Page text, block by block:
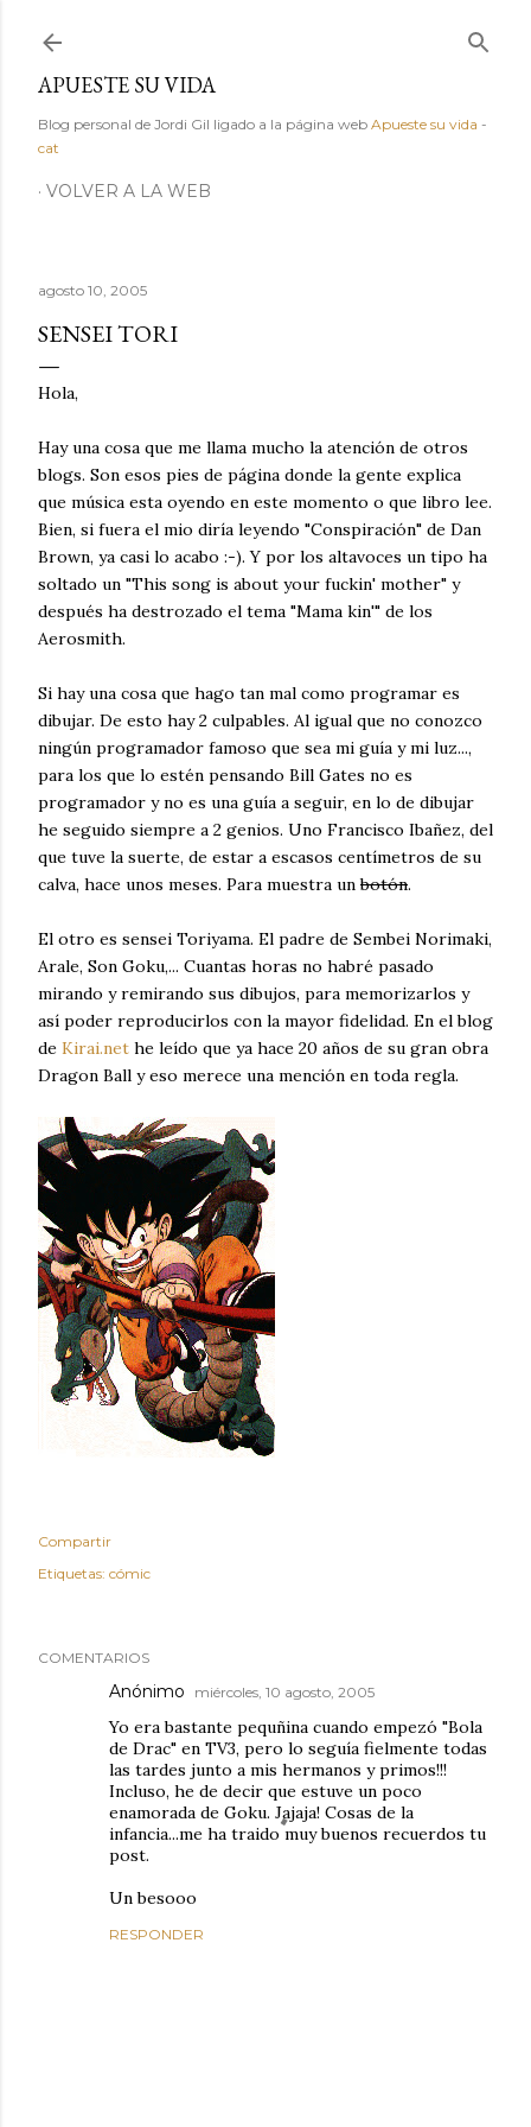
APUESTE SU VIDA
Blog personal de Jordi Gil ligado a la página web Apueste su vida -
cat
VOLVER A LA WEB
agosto 10, 2005
SENSEI TORI
Hola,
Hay una cosa que me llama mucho la atención de otros
blogs. Son esos pies de página donde la gente explica
que música esta oyendo en este momento o que libro lee.
Bien, si fuera el mio diría leyendo "Conspiración" de Dan
Brown, ya casi lo acabo :-). Y por los altavoces un tipo ha
soltado un "This song is about your fuckin' mother" y
después ha destrozado el tema "Mama kin'" de los
Aerosmith.
Si hay una cosa que hago tan mal como programar es
dibujar. De esto hay 2 culpables. Al igual que no conozco
ningún programador famoso que sea mi guía y mi luz...,
para los que lo estén pensando Bill Gates no es
programador y no es una guía a seguir, en lo de dibujar
he seguido siempre a 2 genios. Uno Francisco Ibañez, del
que tuve la suerte, de estar a escasos centímetros de su
calva, hace unos meses. Para muestra unbotón.
El otro es sensei Toriyama. El padre de Sembei Norimaki,
Arale, Son Goku,... Cuantas horas no habré pasado
mirando y remirando sus dibujos, para memorizarlos y
así poder reproducirlos con la mayor fidelidad. En el blog
de Kirai.net he leído que ya hace 20 años de su gran obra
Dragon Ball y eso merece una mención en toda regla.
Compartir
Etiquetas: cómic
COMENTARIOS
Anónimo miércoles, 10 agosto, 2005
Yo era bastante pequñina cuando empezó "Bola
de Drac" en TV3, pero lo seguía fielmente todas
las tardes junto a mis hermanos y primos!!!
Incluso, he de decir que estuve un poco
enamorada de Goku. Jajaja! Cosas de la
infancia...me ha traido muy buenos recuerdos tu
post.
Un besooo
RESPONDER